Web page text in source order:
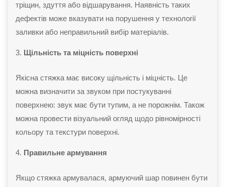
тріщин, здуття або відшарування. Наявність таких
дефектів може вказувати на порушення у технології
заливки або неправильний вибір матеріалів.
Щільність та міцність поверхні
Якісна стяжка має високу щільність і міцність. Це
можна визначити за звуком при постукуванні
поверхнею: звук має бути тупим, а не порожнім. Також
можна провести візуальний огляд щодо рівномірності
кольору та текстури поверхні.
Правильне армування
Якщо стяжка армувалася, армуючий шар повинен бути